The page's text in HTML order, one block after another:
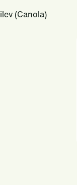
(Canola)